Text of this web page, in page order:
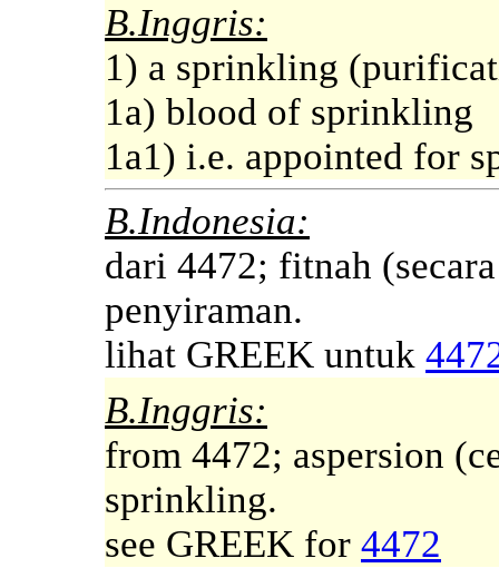
B.Inggris:
1) a sprinkling
1a) blood of sprinkling
1a1) i.e. appointed for
B.Indonesia:
dari 4472; fitnah
penyiraman.
lihat GREEK untuk
B.Inggris:
from 4472; aspersion
sprinkling.
see GREEK for 4472